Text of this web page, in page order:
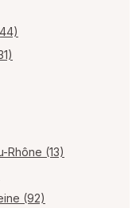
Rhône (13)
(92)